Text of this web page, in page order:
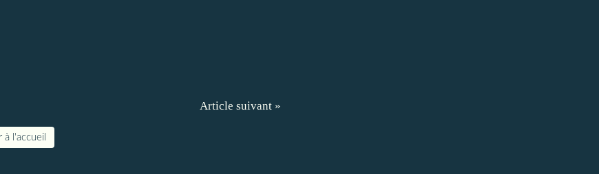
Article suivant »
à l'accueil